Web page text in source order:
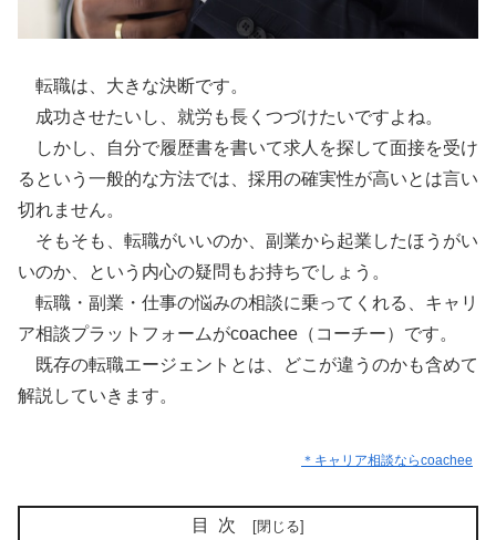
転職は、大きな決断です。
成功させたいし、就労も長くつづけたいですよね。
しかし、自分で履歴書を書いて求人を探して面接を受け
るという一般的な方法では、採用の確実性が高いとは言い
切れません。
そもそも、転職がいいのか、副業から起業したほうがい
いのか、という内心の疑問もお持ちでしょう。
転職・副業・仕事の悩みの相談に乗ってくれる、キャリ
ア相談プラットフォームがcoachee（コーチー）です。
既存の転職エージェントとは、どこが違うのかも含めて
解説していきます。
＊キャリア相談ならcoachee
目次